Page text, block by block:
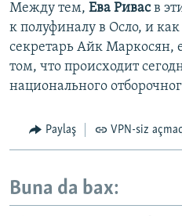
Между тем, Ева Ривасв
к полуфиналу в Осло, и
секретарь Айк Маркосян,
том, что происходит
национального
Paylaş VPN-siz
Buna da bax: